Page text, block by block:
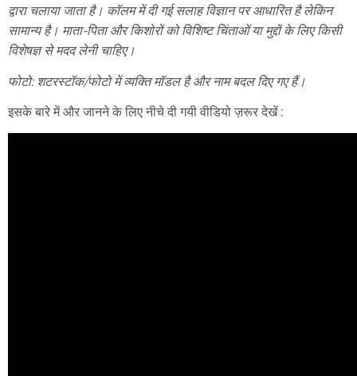
द्वारा चलाया जाता है। कॉलम में दी गई सलाह विज्ञान पर आधारित है लेकिन
सामान्य है। माता-पिता और किशोरों को विशिष्ट चिंताओं या मुद्दों के लिए किसी
विशेषज्ञ से मदद लेनी चाहिए।
फोटो: शटरस्टॉक/फोटो में व्यक्ति मॉडल है और नाम बदल दिए गए हैं।
इसके बारे में और जानने के लिए नीचे दी गयी वीडियो ज़रूर देखें :